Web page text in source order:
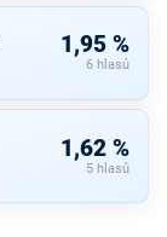
1,95 %
6 hlasů
1,62 %
5 hlasů